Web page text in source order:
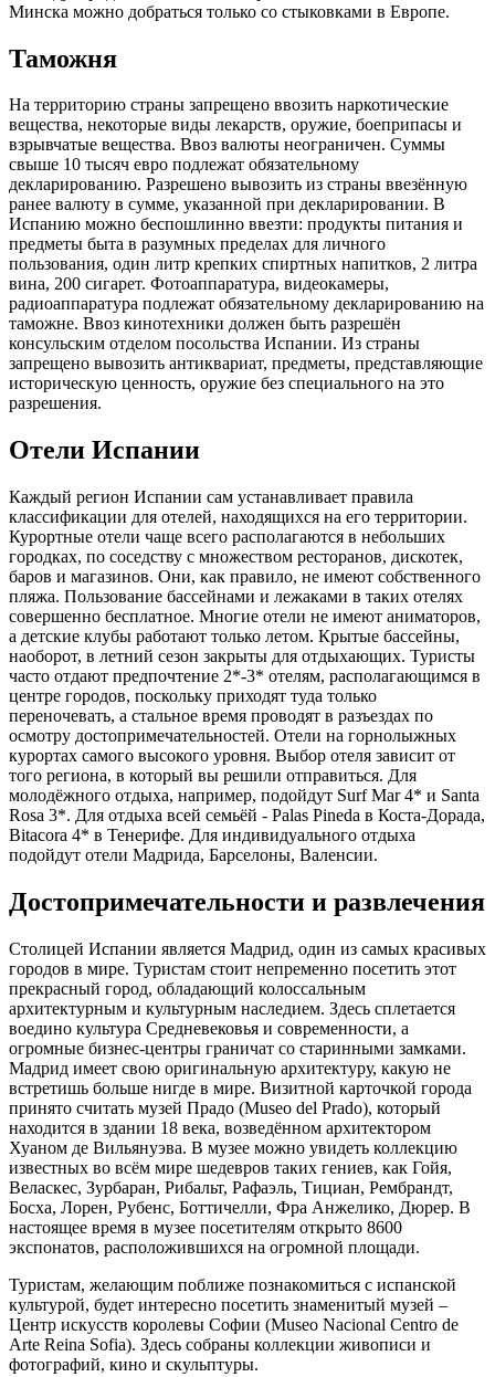
Минска можно добраться только со стыковками в Европе.
Таможня
На территорию страны запрещено ввозить наркотические
вещества, некоторые виды лекарств, оружие, боеприпасы и
взрывчатые вещества. Ввоз валюты неограничен. Суммы
свыше 10 тысяч евро подлежат обязательному
декларированию. Разрешено вывозить из страны ввезённую
ранее валюту в сумме, указанной при декларировании. В
Испанию можно беспошлинно ввезти: продукты питания и
предметы быта в разумных пределах для личного
пользования, один литр крепких спиртных напитков, 2 литра
вина, 200 сигарет. Фотоаппаратура, видеокамеры,
радиоаппаратура подлежат обязательному декларированию на
таможне. Ввоз кинотехники должен быть разрешён
консульским отделом посольства Испании. Из страны
запрещено вывозить антиквариат, предметы, представляющие
историческую ценность, оружие без специального на это
разрешения.
Отели Испании
Каждый регион Испании сам устанавливает правила
классификации для отелей, находящихся на его территории.
Курортные отели чаще всего располагаются в небольших
городках, по соседству с множеством ресторанов, дискотек,
баров и магазинов. Они, как правило, не имеют собственного
пляжа. Пользование бассейнами и лежаками в таких отелях
совершенно бесплатное. Многие отели не имеют аниматоров,
а детские клубы работают только летом. Крытые бассейны,
наоборот, в летний сезон закрыты для отдыхающих. Туристы
часто отдают предпочтение 2*-3* отелям, располагающимся в
центре городов, поскольку приходят туда только
переночевать, а стальное время проводят в разъездах по
осмотру достопримечательностей. Отели на горнолыжных
курортах самого высокого уровня. Выбор отеля зависит от
того региона, в который вы решили отправиться. Для
молодёжного отдыха, например, подойдут Surf Mar 4* и Santa
Rosa 3*. Для отдыха всей семьёй - Palas Pineda в Коста-Дорада,
Bitacora 4* в Тенерифе. Для индивидуального отдыха
подойдут отели Мадрида, Барселоны, Валенсии.
Достопримечательности и развлечения
Столицей Испании является Мадрид, один из самых красивых
городов в мире. Туристам стоит непременно посетить этот
прекрасный город, обладающий колоссальным
архитектурным и культурным наследием. Здесь сплетается
воедино культура Средневековья и современности, а
огромные бизнес-центры граничат со старинными замками.
Мадрид имеет свою оригинальную архитектуру, какую не
встретишь больше нигде в мире. Визитной карточкой города
принято считать музей Прадо (Museo del Prado), который
находится в здании 18 века, возведённом архитектором
Хуаном де Вильянуэва. В музее можно увидеть коллекцию
известных во всём мире шедевров таких гениев, как Гойя,
Веласкес, Зурбаран, Рибальт, Рафаэль, Тициан, Рембрандт,
Босха, Лорен, Рубенс, Боттичелли, Фра Анжелико, Дюрер. В
настоящее время в музее посетителям открыто 8600
экспонатов, расположившихся на огромной площади.
Туристам, желающим поближе познакомиться с испанской
культурой, будет интересно посетить знаменитый музей –
Центр искусств королевы Софии (Museo Nacional Centro de
Arte Reina Sofia). Здесь собраны коллекции живописи и
фотографий, кино и скульптуры.